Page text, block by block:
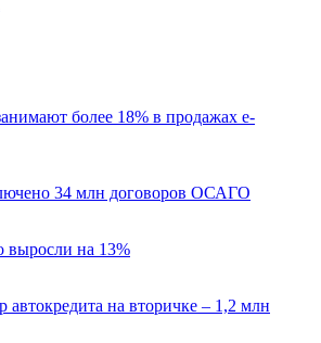
более 18% в продажах е-
34 млн договоров ОСАГО
выросли на 13%
автокредита на вторичке – 1,2 млн